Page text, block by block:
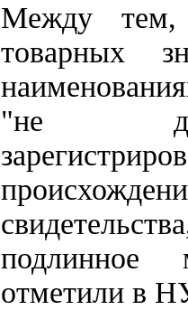
Между тем,
товарных
"не
подлинное
отметили в